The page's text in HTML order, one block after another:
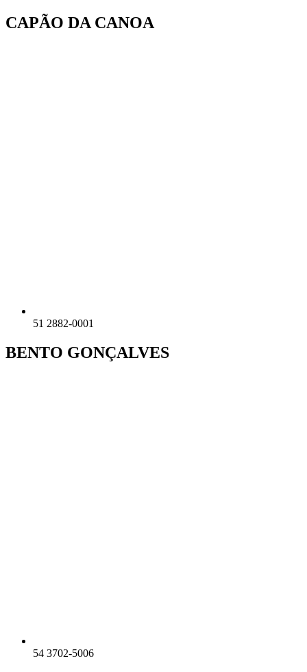
Ir
para
CAPÃO DA CANOA
51 2882-0001
BENTO GONÇALVES
54 3702-5006